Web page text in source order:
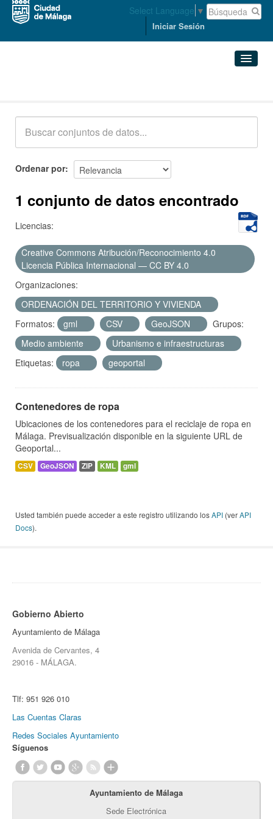
Select Language ▼
Iniciar Sesión
Acerca de
Ordenar por
1 conjunto de datos encontrado
Licencias:
Creative Commons Atribución/Reconocimiento 4.0
Licencia Pública Internacional — CC BY 4.0
Organizaciones:
ORDENACIÓN DEL TERRITORIO Y VIVIENDA
Formatos:
gml CSV GeoJSON
Grupos:
Medio ambiente
Urbanismo e infraestructuras
Etiquetas:
ropa geoportal
Contenedores de ropa
Ubicaciones de los contenedores para el reciclaje de ropa en
Málaga. Previsualización disponible en la siguiente URL de
Geoportal...
CSV GeoJSON ZIP KML gml
Usted también puede acceder a este registro utilizando losAPI (verAPI
Docs).
Gobierno Abierto
Ayuntamiento de Málaga
Avenida de Cervantes, 4
29016 - MÁLAGA.
Tlf: 951 926 010
Las Cuentas Claras
Redes Sociales Ayuntamiento
Síguenos
Ayuntamiento de Málaga
Sede Electrónica